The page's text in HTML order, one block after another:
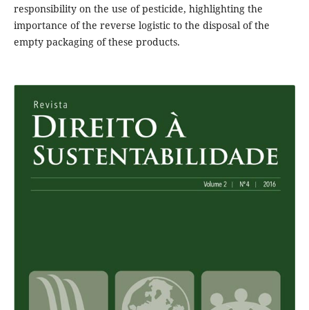
responsibility on the use of pesticide, highlighting the
importance of the reverse logistic to the disposal of the
empty packaging of these products.